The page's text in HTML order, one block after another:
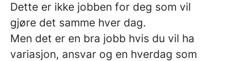
Dette er ikke jobben for deg som vil
gjøre det samme hver dag.
Men det er en bra jobb hvis du vil ha
variasjon, ansvar og en hverdag som